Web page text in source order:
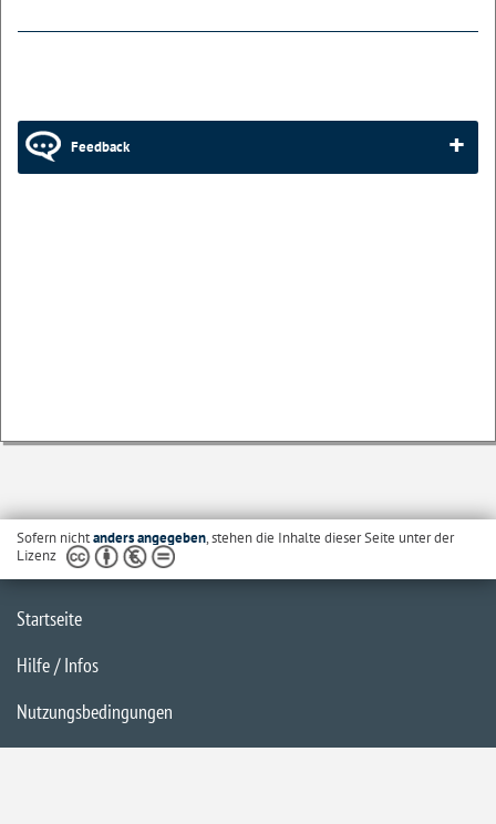
Feedback
Sofern nichtanders angegeben, stehen die Inhalte dieser Seite unter der
Lizenz
Startseite
Hilfe / Infos
Nutzungsbedingungen